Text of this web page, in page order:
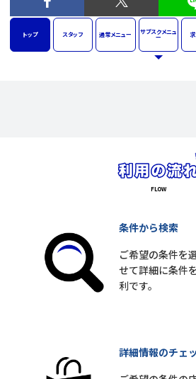
トップ スタッフ 通常メニュー サブスクメニュ
ー
条件から検索
ご希望の条件を
せて詳細に条件
利です。
詳細情報のチェ